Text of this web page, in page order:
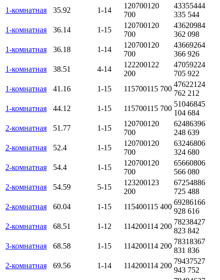
1-комнатная
35.92 1-14
120700120
700
43355444
335 544
1-комнатная
36.14 1-15
120700120
700
43620984
362 098
1-комнатная
36.18 1-14
120700120
700
43669264
366 926
1-комнатная
38.51 4-14
122200122
200
47059224
705 922
1-комнатная
41.16 1-15 115700115 700
47622124
762 212
1-комнатная
44.12 1-15 115700115 700
51046845
104 684
2-комнатная
51.77 1-15
120700120
700
62486396
248 639
2-комнатная
52.4 1-15
120700120
700
63246806
324 680
2-комнатная
54.4 1-15
120700120
700
65660806
566 080
2-комнатная
54.59 5-15
123200123
200
67254886
725 488
2-комнатная
60.04 1-15 115400115 400
69286166
928 616
2-комнатная
68.51 1-12 114200114 200
78238427
823 842
3-комнатная
68.58 1-15 114200114 200
78318367
831 836
2-комнатная
69.56 1-14 114200114 200
79437527
943 752